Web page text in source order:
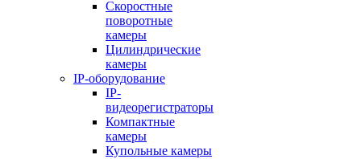
Скоростные
поворотные
камеры
Цилиндрические
камеры
IP-оборудование
IP-
видеорегистраторы
Компактные
камеры
Купольные камеры